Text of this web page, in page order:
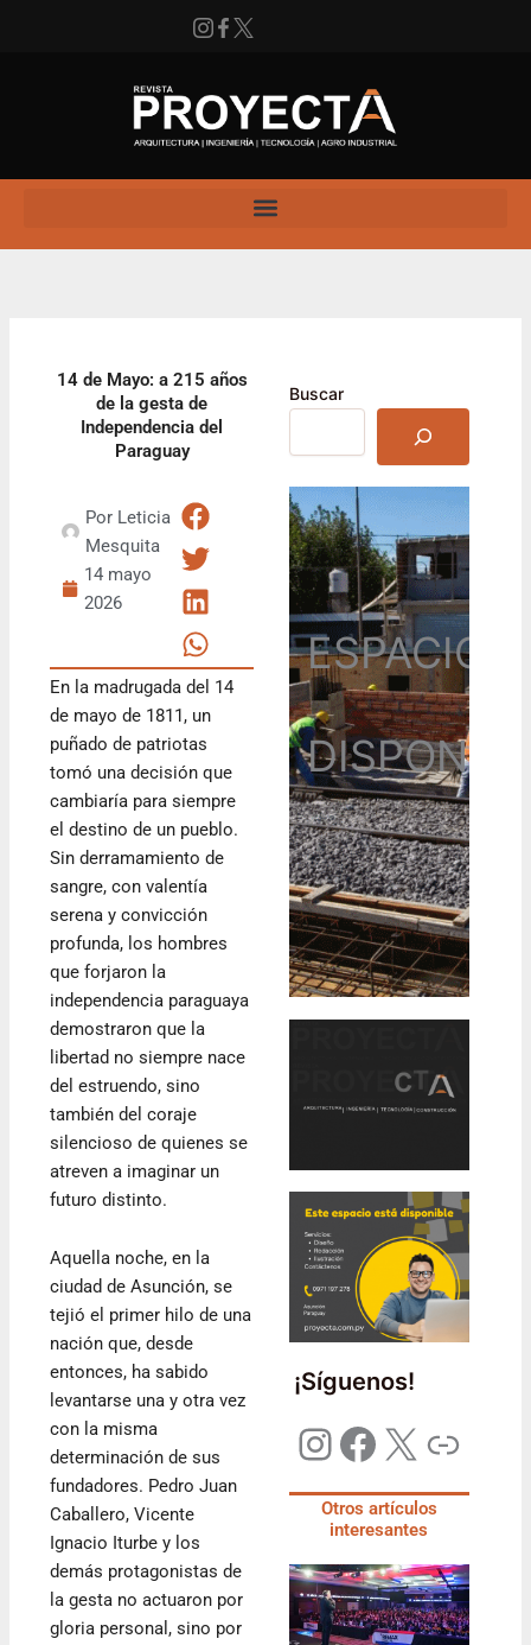
14 de Mayo: a 215 años
de la gesta de
Independencia del
Paraguay
Por Leticia
Mesquita
14 mayo
2026
En la madrugada del 14
de mayo de 1811, un
puñado de patriotas
tomó una decisión que
cambiaría para siempre
el destino de un pueblo.
Sin derramamiento de
sangre, con valentía
serena y convicción
profunda, los hombres
que forjaron la
independencia paraguaya
demostraron que la
libertad no siempre nace
del estruendo, sino
también del coraje
silencioso de quienes se
atreven a imaginar un
futuro distinto.
Aquella noche, en la
ciudad de Asunción, se
tejió el primer hilo de una
nación que, desde
entonces, ha sabido
levantarse una y otra vez
con la misma
determinación de sus
fundadores. Pedro Juan
Caballero, Vicente
Ignacio Iturbe y los
demás protagonistas de
la gesta no actuaron por
gloria personal, sino por
Buscar
ESPACIO
¡Síguenos!
InstagramFacebook
Otros artículos
interesantes